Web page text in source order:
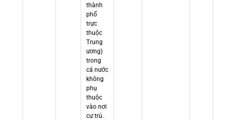
thành
phố
trực
thuộc
Trung
ương)
trong
cả nước
không
phụ
thuộc
vào nơi
cư trú.